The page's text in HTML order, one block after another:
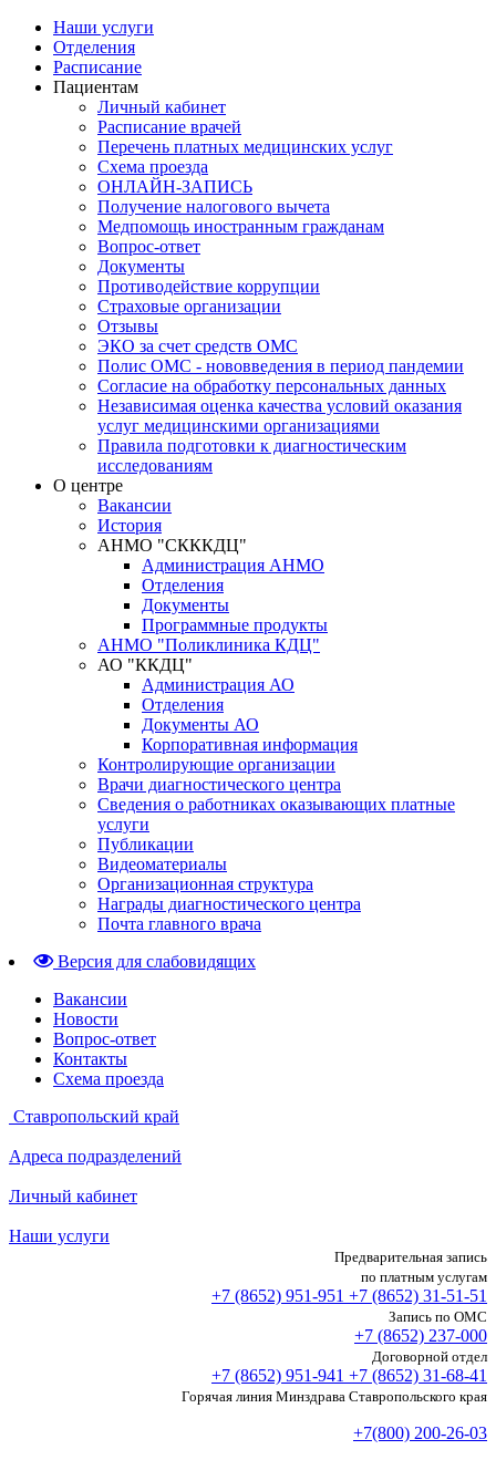
Наши услуги
Отделения
Расписание
Пациентам
Личный кабинет
Расписание врачей
Перечень платных медицинских услуг
Схема проезда
ОНЛАЙН-ЗАПИСЬ
Получение налогового вычета
Медпомощь иностранным гражданам
Вопрос-ответ
Документы
Противодействие коррупции
Страховые организации
Отзывы
ЭКО за счет средств ОМС
Полис ОМС - нововведения в период пандемии
Согласие на обработку персональных данных
Независимая оценка качества условий оказания
услуг медицинскими организациями
Правила подготовки к диагностическим
исследованиям
О центре
Вакансии
История
АНМО "СКККДЦ"
Администрация АНМО
Отделения
Документы
Программные продукты
АНМО "Поликлиника КДЦ"
АО "ККДЦ"
Администрация АО
Отделения
Документы АО
Корпоративная информация
Контролирующие организации
Врачи диагностического центра
Сведения о работниках оказывающих платные
услуги
Публикации
Видеоматериалы
Организационная структура
Награды диагностического центра
Почта главного врача
Версия для слабовидящих
Вакансии
Новости
Вопрос-ответ
Контакты
Схема проезда
Ставропольский край
Адреса подразделений
Личный кабинет
Наши услуги
Предварительная запись
по платным услугам
+7 (8652) 951-951 +7 (8652) 31-51-51
Запись по ОМС
+7 (8652) 237-000
Договорной отдел
+7 (8652) 951-941 +7 (8652) 31-68-41
Горячая линия Минздрава Ставропольского края
+7(800) 200-26-03